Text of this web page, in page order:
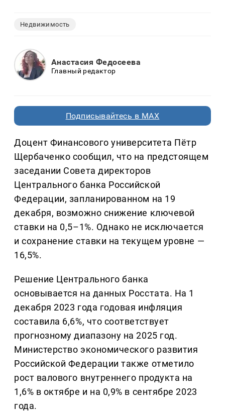
Недвижимость
Анастасия Федосеева
Главный редактор
Подписывайтесь в MAX
Доцент Финансового университета Пётр
Щербаченко сообщил, что на предстоящем
заседании Совета директоров
Центрального банка Российской
Федерации, запланированном на 19
декабря, возможно снижение ключевой
ставки на 0,5–1%. Однако не исключается
и сохранение ставки на текущем уровне —
16,5%.
Решение Центрального банка
основывается на данных Росстата. На 1
декабря 2023 года годовая инфляция
составила 6,6%, что соответствует
прогнозному диапазону на 2025 год.
Министерство экономического развития
Российской Федерации также отметило
рост валового внутреннего продукта на
1,6% в октябре и на 0,9% в сентябре 2023
года.